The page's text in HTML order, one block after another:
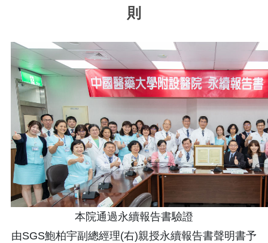
則
本院通過永續報告書驗證
由SGS鮑柏宇副總經理(右)親授永續報告書聲明書予